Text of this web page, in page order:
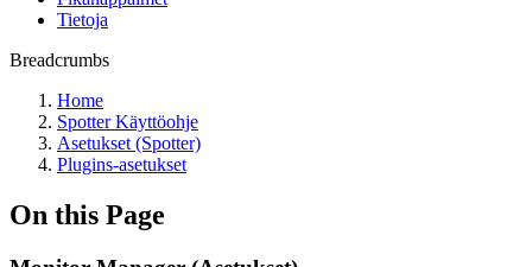
Tietoja
Breadcrumbs
Home
Spotter Käyttöohje
Asetukset (Spotter)
Plugins-asetukset
On this Page